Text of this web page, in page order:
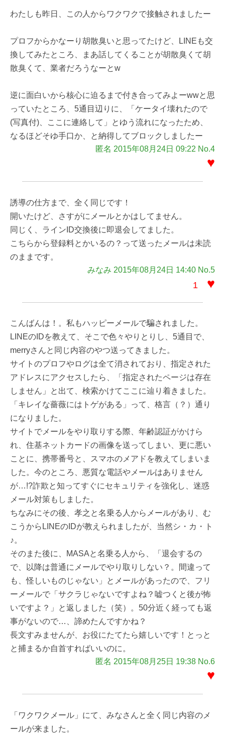
わたしも昨日、この人からワクワクで接触されましたー
プロフからかなーり胡散臭いと思ってたけど、LINEも交
換してみたところ、まあ話してくることが胡散臭くて胡
散臭くて、業者だろうなーとw
逆に面白いから核心に迫るまで付き合ってみよーwwと思
っていたところ、5通目辺りに、「ケータイ壊れたので
(写真付)、ここに連絡して」とゆう流れになったため、
なるほどそゆ手口か、と納得してブロックしましたー
匿名 2015年08月24日 09:22 No.4
♥
誘導の仕方まで、全く同じです！
開いたけど、さすがにメールとかはしてません。
同じく、ラインID交換後に即退会してました。
こちらから登録料とかいるの？って送ったメールは未読
のままです。
みなみ 2015年08月24日 14:40 No.5
1 ♥
こんばんは！。私もハッピーメールで騙されました。
LINEのIDを教えて、そこで色々やりとりし、5通目で、
merryさんと同じ内容のやつ送ってきました。
サイトのプロフやログは全て消されており、指定された
アドレスにアクセスしたら、「指定されたページは存在
しません」と出て、検索かけてここに辿り着きました。
「キレイな薔薇にはトゲがある」って、格言（？）通り
になりました。
サイトでメールをやり取りする際、年齢認証がかけら
れ、住基ネットカードの画像を送ってしまい、更に悪い
ことに、携帯番号と、スマホのメアドを教えてしまいま
した。今のところ、悪質な電話やメールはありません
が…!?詐欺と知ってすぐにセキュリティを強化し、迷惑
メール対策もしました。
ちなみにその後、孝之と名乗る人からメールがあり、む
こうからLINEのIDが教えられましたが、当然シ・カ・ト
♪。
そのまた後に、MASAと名乗る人から、「退会するの
で、以降は普通にメールでやり取りしない？。間違って
も、怪しいものじゃない」とメールがあったので、フリ
ーメールで「サクラじゃないですよね？嘘つくと後が怖
いですよ？」と返しました（笑）。50分近く経っても返
事がないので…、諦めたんですかね？
長文すみませんが、お役にたてたら嬉しいです！とっと
と捕まるか自首すればいいのに。
匿名 2015年08月25日 19:38 No.6
♥
「ワクワクメール」にて、みなさんと全く同じ内容のメ
ールが来ました。